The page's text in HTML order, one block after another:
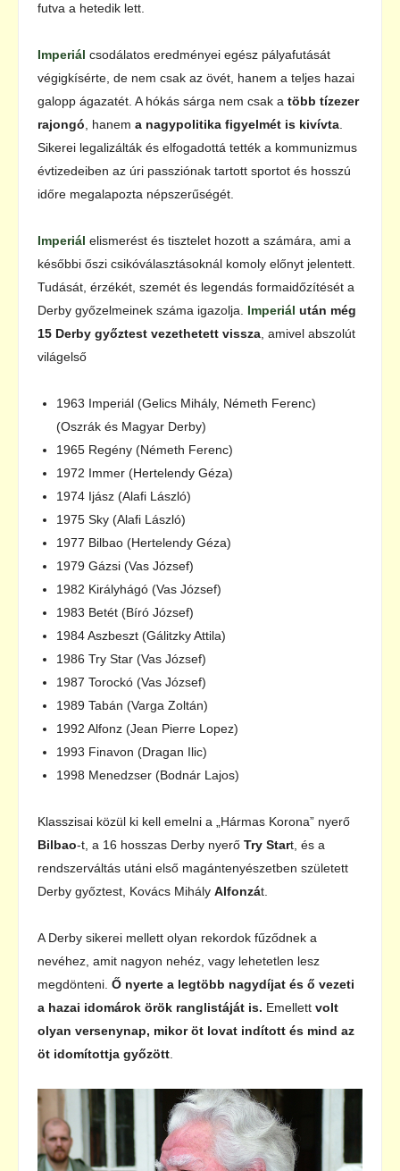
futva a hetedik lett.
Imperiál csodálatos eredményei egész pályafutását
végigkísérte, de nem csak az övét, hanem a teljes hazai
galopp ágazatét. A hókás sárga nem csak a több tízezer
rajongó , hanem a nagypolitika figyelmét is kivívta
Sikerei legalizálták és elfogadottá tették a kommunizmus
évtizedeiben az úri passziónak tartott sportot és hosszú
időre megalapozta népszerűségét.
Imperiál elismerést és tisztelet hozott a számára, ami a
későbbi őszi csikóválasztásoknál komoly előnyt jelentett.
Tudását, érzékét, szemét és legendás formaidőzítését a
Derby győzelmeinek száma igazolja. Imperiál után még
15 Derby győztest vezethetett vissza , amivel abszolút
világelső
1963 Imperiál (Gelics Mihály, Németh Ferenc)
(Oszrák és Magyar Derby)
1965 Regény (Németh Ferenc)
1972 Immer (Hertelendy Géza)
1974 Ijász (Alafi László)
1975 Sky (Alafi László)
1977 Bilbao (Hertelendy Géza)
1979 Gázsi (Vas József)
1982 Királyhágó (Vas József)
1983 Betét (Bíró József)
1984 Aszbeszt (Gálitzky Attila)
1986 Try Star (Vas József)
1987 Torockó (Vas József)
1989 Tabán (Varga Zoltán)
1992 Alfonz (Jean Pierre Lopez)
1993 Finavon (Dragan Ilic)
1998 Menedzser (Bodnár Lajos)
Klasszisai közül ki kell emelni a „Hármas Korona” nyerő
Bilbao-t, a 16 hosszas Derby nyerő Try Start, és a
rendszerváltás utáni első magántenyészetben született
Derby győztest, Kovács Mihály Alfonzát.
A Derby sikerei mellett olyan rekordok fűződnek a
nevéhez, amit nagyon nehéz, vagy lehetetlen lesz
megdönteni. Ő nyerte a legtöbb nagydíjat és ő vezeti
a hazai idomárok örök ranglistáját is. Emellett volt
olyan versenynap, mikor öt lovat indított és mind az
öt idomítottja győzött